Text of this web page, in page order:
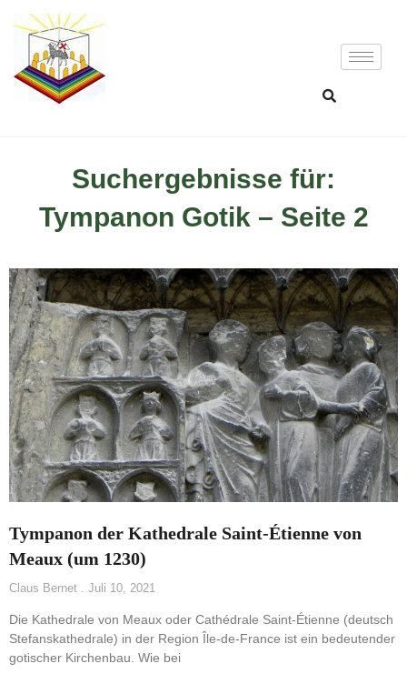
Suchergebnisse für:
Tympanon Gotik – Seite 2
Tympanon der Kathedrale Saint-Étienne von
Meaux (um 1230)
Claus Bernet Juli 10, 2021
Die Kathedrale von Meaux oder Cathédrale Saint-Étienne (deutsch
Stefanskathedrale) in der Region Île-de-France ist ein bedeutender
gotischer Kirchenbau. Wie bei